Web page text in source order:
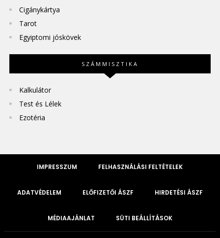
Cigánykártya
Tarot
Egyiptomi jóskövek
SZÁMMISZTIKA
Kalkulátor
Test és Lélek
Ezotéria
IMPRESSZUM FELHASZNÁLÁSI FELTÉTELEK
ADATVÉDELEM ELŐFIZETŐI ÁSZF HIRDETÉSI ÁSZF
MÉDIAAJÁNLAT SÜTI BEÁLLÍTÁSOK